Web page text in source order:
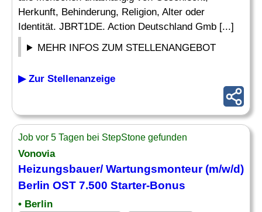
Herkunft, Behinderung, Religion, Alter oder
Identität. JBRT1DE. Action Deutschland Gmb [...]
MEHR INFOS ZUM STELLENANGEBOT
▶ Zur Stellenanzeige
Job vor 5 Tagen bei StepStone gefunden
Vonovia
Heizungsbauer/ Wartungsmonteur (m/w/d)
Berlin OST 7.500 Starter-Bonus
• Berlin